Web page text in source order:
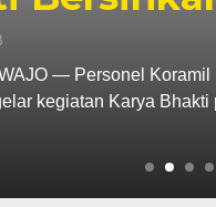
— Badan
daerah pada triwulan